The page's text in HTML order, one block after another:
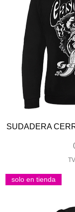
SUDADERA
solo en tienda